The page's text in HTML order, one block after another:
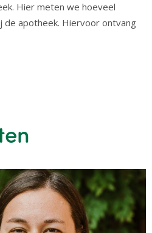
Hier meten we hoeveel
de apotheek. Hiervoor ontvang